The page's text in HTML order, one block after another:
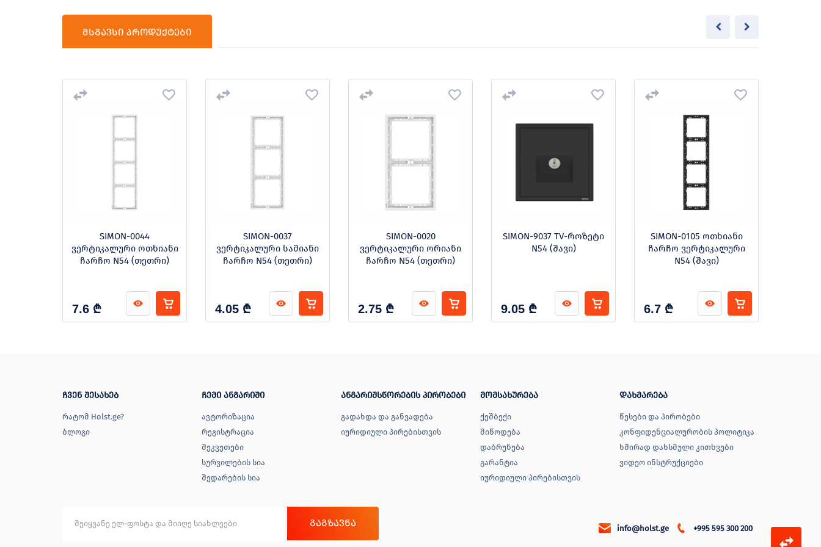
მსგავსი პროდუქტები
SIMON-0044
ვერტიკალური ოთხიანი
ჩარჩო N54 (თეთრი)
7.6 ₾
SIMON-0037
ვერტიკალური სამიანი
ჩარჩო N54 (თეთრი)
4.05 ₾
SIMON-0020
ვერტიკალური ორიანი
ჩარჩო N54 (თეთრი)
2.75 ₾
SIMON-9037 TV-როზეტი
N54 (შავი)
9.05 ₾
SIMON-0105 ოთხიანი
ჩარჩო ვერტიკალური
N54 (შავი)
6.7 ₾
ჩვენ შესახებ
რატომ Holst.ge?
ბლოგი
ჩემი ანგარიში
ავტორიზაცია
რეგისტრაცია
შეკვეთები
სურვილების სია
შედარების სია
ანგარიშსწორების პირობები
გადახდა და განვადება
იურიდიული პირებისთვის
მომსახურება
ქეშბექი
მიწოდება
დაბრუნება
გარანტია
იურიდიული პირებისთვის
დახმარება
წესები და პირობები
კონფიდენციალურობის პოლიტიკა
ხშირად დახსმული კითხვები
ვიდეო ინსტრუქციები
ᲒᲐᲒᲖᲐᲕᲜᲐ info@holst.ge +995 595 300 200